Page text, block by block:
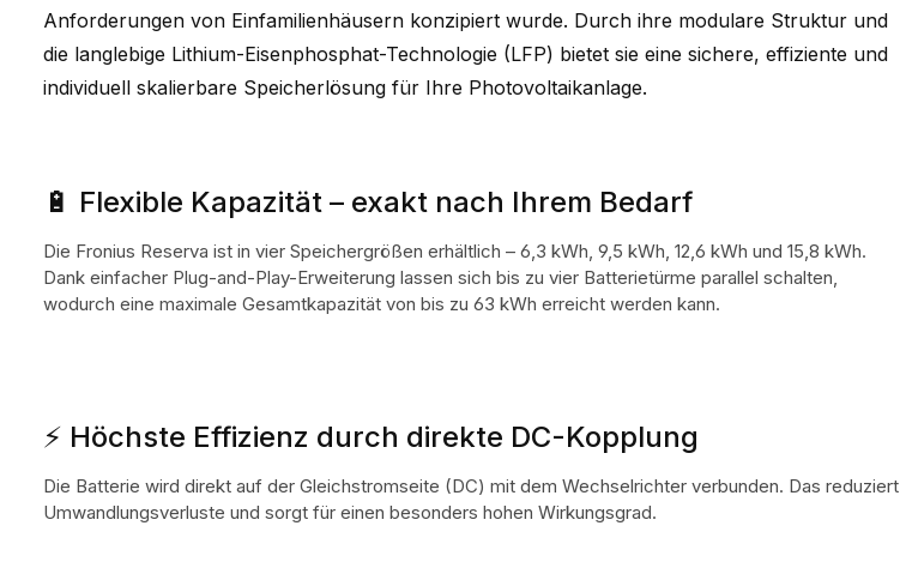
Anforderungen von Einfamilienhäusern konzipiert wurde. Durch ihre modulare Struktur und
die langlebige Lithium-Eisenphosphat-Technologie (LFP) bietet sie eine sichere, effiziente und
individuell skalierbare Speicherlösung für Ihre Photovoltaikanlage.
🔋 Flexible Kapazität – exakt nach Ihrem Bedarf
Die Fronius Reserva ist in vier Speichergrößen erhältlich – 6,3 kWh, 9,5 kWh, 12,6 kWh und 15,8 kWh.
Dank einfacher Plug-and-Play-Erweiterung lassen sich bis zu vier Batterietürme parallel schalten,
wodurch eine maximale Gesamtkapazität von bis zu 63 kWh erreicht werden kann.
⚡ Höchste Effizienz durch direkte DC-Kopplung
Die Batterie wird direkt auf der Gleichstromseite (DC) mit dem Wechselrichter verbunden. Das reduziert
Umwandlungsverluste und sorgt für einen besonders hohen Wirkungsgrad.